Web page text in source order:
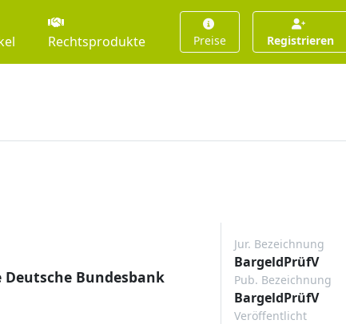
Rechtsprodukte Preise Registrieren
Deutsche Bundesbank
Jur. Bezeichnung
BargeldPrüfV
Pub. Bezeichnung
BargeldPrüfV
Veröffentlicht